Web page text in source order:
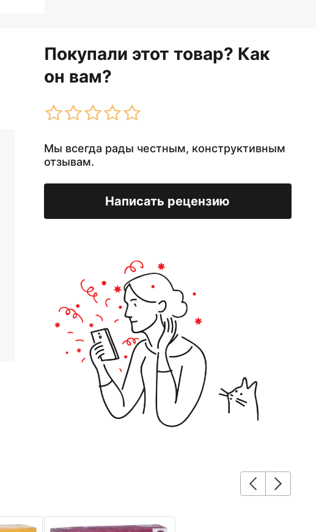
Покупали этот товар? Как
он вам?
Мы всегда рады честным, конструктивным
отзывам.
Написать рецензию